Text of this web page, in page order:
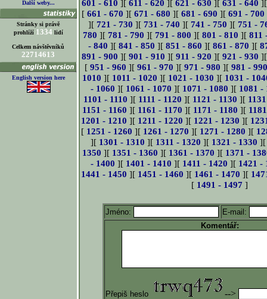
Další weby...
Stránky si právě
prohlíží 1334 lidí
Celkem návštěvníků
22714613
English version here
601 - 610 ][ 611 - 620 ][ 621 - 630 ][ 631 - 640
[ 661 - 670 ][ 671 - 680 ][ 681 - 690 ][ 691 - 700
][ 721 - 730 ][ 731 - 740 ][ 741 - 750 ][ 751 -
780 ][ 781 - 790 ][ 791 - 800 ][ 801 - 810 ][ 811
- 840 ][ 841 - 850 ][ 851 - 860 ][ 861 - 870 ][
891 - 900 ][ 901 - 910 ][ 911 - 920 ][ 921 - 930
[951 - 960 ][961 - 970 ][971 - 980 ][981 -
1010 ][ 1011 - 1020 ][ 1021 - 1030 ][ 1031 -
- 1060 ][ 1061 - 1070 ][ 1071 - 1080 ][ 1081 -
1101 - 1110 ][ 1111 - 1120 ][ 1121 - 1130 ][
1151 - 1160 ][ 1161 - 1170 ][ 1171 - 1180 ][
1201 - 1210 ][ 1211 - 1220 ][ 1221 - 1230 ][
[ 1251 - 1260 ][ 1261 - 1270 ][ 1271 - 1280 ][
][ 1301 - 1310 ][ 1311 - 1320 ][ 1321 - 1330
1350 ][ 1351 - 1360 ][ 1361 - 1370 ][ 1371 -
- 1400 ][ 1401 - 1410 ][ 1411 - 1420 ][ 1421 -
1441 - 1450 ][ 1451 - 1460 ][ 1461 - 1470 ][
[ 1491 - 1497 ]
Jméno:
E-mail:
Komentář:
Přepiš heslo -->